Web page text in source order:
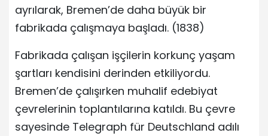
ayrılarak, Bremen’de daha büyük bir
fabrikada çalışmaya başladı. (1838)
Fabrikada çalışan işçilerin korkunç yaşam
şartları kendisini derinden etkiliyordu.
Bremen’de çalışırken muhalif edebiyat
çevrelerinin toplantılarına katıldı. Bu çevre
sayesinde Telegraph für Deutschland adılı